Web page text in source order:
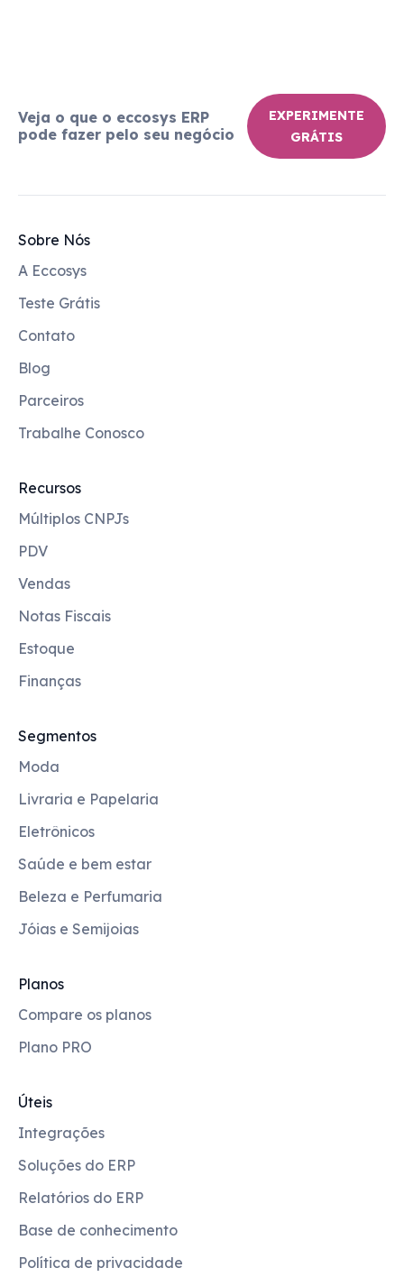
Veja o que o eccosys ERP
pode fazer pelo seu negócio
EXPERIMENTE
GRÁTIS
Sobre Nós
A Eccosys
Teste Grátis
Contato
Blog
Parceiros
Trabalhe Conosco
Recursos
Múltiplos CNPJs
PDV
Vendas
Notas Fiscais
Estoque
Finanças
Segmentos
Moda
Livraria e Papelaria
Eletrônicos
Saúde e bem estar
Beleza e Perfumaria
Jóias e Semijoias
Planos
Compare os planos
Plano PRO
Úteis
Integrações
Soluções do ERP
Relatórios do ERP
Base de conhecimento
Política de privacidade